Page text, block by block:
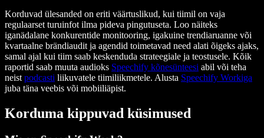
Korduvad ülesanded on eriti väärtuslikud, kui tiimil on vaja
regulaarset turuinfot ilma pideva pingutuseta. Loo näiteks
iganädalane konkurentide monitooring, igakuine trendiaruanne või
kvartaalne brändiaudit ja agendid toimetavad need alati õigeks ajaks,
samal ajal kui tiim saab keskenduda strateegiale ja teostusele. Kõik
raportid saab muuta audioks Speechify kõnesünteesi abil või teha
neist podcasti liikuvatele tiimiliikmetele. Alusta Speechify Workiga
juba täna veebis või mobiiliäpist.
Korduma kippuvad küsimused